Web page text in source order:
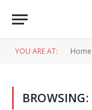
YOU ARE AT: Home
BROWSING: